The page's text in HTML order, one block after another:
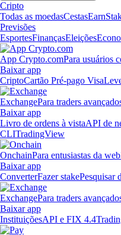
Cripto
Todas as moedasCestasEarn
Previsões
EsportesFinançasEleições
App Crypto.comPara usuários
Baixar app
CriptoCartão Pré-pago Visa
ExchangePara traders
Baixar app
Livro de ordens à vistaAPI de
CLITradingView
OnchainPara entusiastas da
Baixar app
ConverterFazer stakePesquisar
ExchangePara traders
Baixar app
InstituiçõesAPI e FIX 4.4